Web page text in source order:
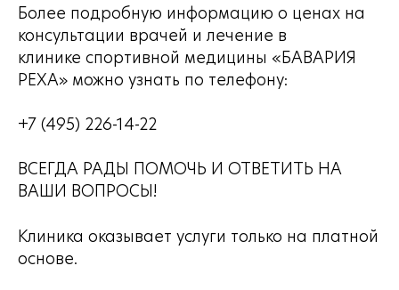
Более подробную информацию о ценах на
консультации врачей и лечение в
клинике спортивной медицины «БАВАРИЯ
РЕХА» можно узнать по телефону:
+7 (495) 226-14-22
ВСЕГДА РАДЫ ПОМОЧЬ И ОТВЕТИТЬ НА
ВАШИ ВОПРОСЫ!
Клиника оказывает услуги только на платной
основе.